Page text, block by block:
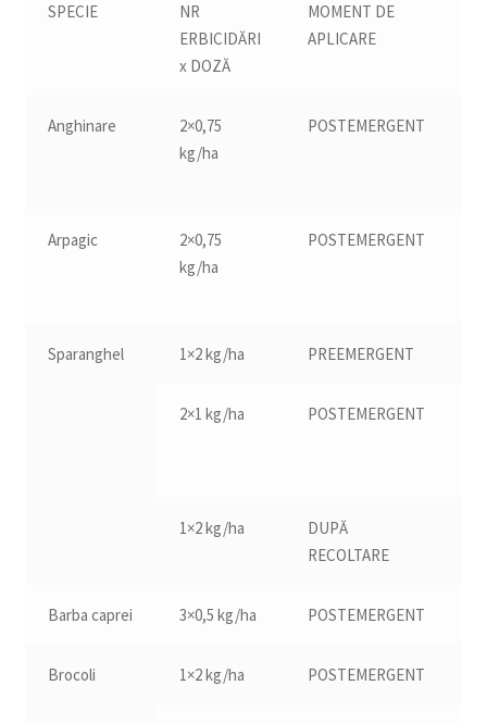
SPECIE
NR
ERBICIDĂRI
x DOZĂ
MOMENT DE
APLICARE
Anghinare
2×0,75
kg/ha
POSTEMERGENT
Arpagic
2×0,75
kg/ha
POSTEMERGENT
Sparanghel 1×2 kg/ha PREEMERGENT
2×1 kg/ha POSTEMERGENT
1×2 kg/ha
DUPĂ
RECOLTARE
Barba caprei 3×0,5 kg/ha POSTEMERGENT
Brocoli 1×2 kg/ha POSTEMERGENT